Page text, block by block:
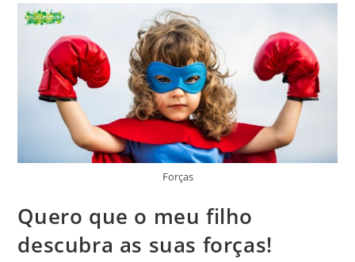
Forças
Quero que o meu filho
descubra as suas forças!